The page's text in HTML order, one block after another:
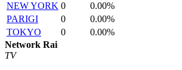
NEW YORK 0
0.00%
PARIGI
0
0.00%
TOKYO
0
0.00%
Network Rai
TV